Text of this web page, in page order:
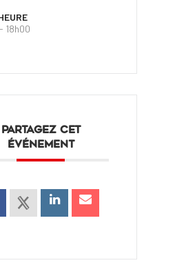
18h00
PARTAGEZ CET
ÉVÉNEMENT